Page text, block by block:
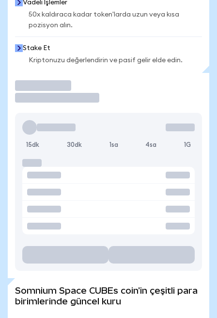
Vadeli İşlemler
50x kaldıraca kadar token'larda uzun veya kısa
pozisyon alın.
Stake Et
Kriptonuzu değerlendirin ve pasif gelir elde edin.
15dk 30dk 1sa 4sa 1G
Somnium Space CUBEs coin'in çeşitli para
birimlerinde güncel kuru